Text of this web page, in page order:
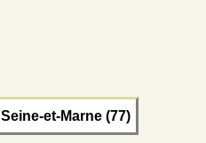
Seine-et-Marne (77)